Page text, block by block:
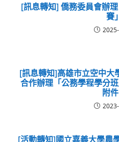
[訊息轉知] 僑務委員會辦
賽」
[訊息轉知]高雄市立空中大
合作辦理「公務學程學分
附件
[活動轉知]國立嘉義大學農